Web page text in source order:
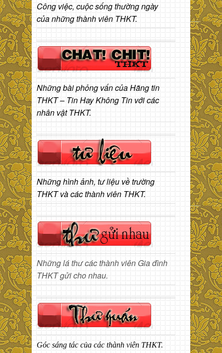
Công việc, cuộc sống thường ngày
của những thành viên THKT.
Những bài phỏng vấn của Hãng tin
THKT – Tin Hay Không Tin với các
nhân vật THKT.
Những hình ảnh, tư liệu về trường
THKT và các thành viên THKT.
Những lá thư các thành viên Gia đình
THKT gửi cho nhau.
Góc sáng tác của các thành viên THKT.